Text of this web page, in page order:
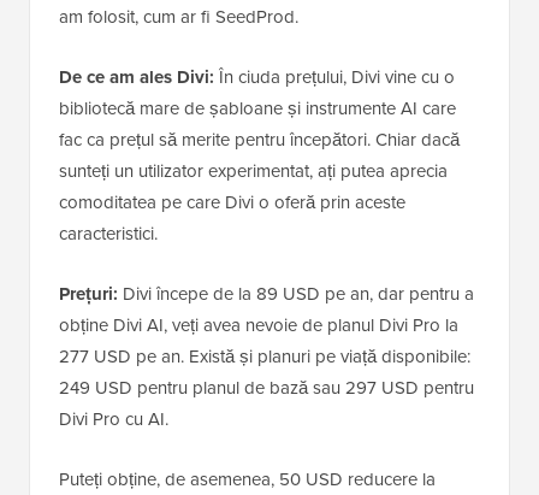
am folosit, cum ar fi SeedProd.
De ce am ales Divi: În ciuda prețului, Divi vine cu o
bibliotecă mare de șabloane și instrumente AI care
fac ca prețul să merite pentru începători. Chiar dacă
sunteți un utilizator experimentat, ați putea aprecia
comoditatea pe care Divi o oferă prin aceste
caracteristici.
Prețuri: Divi începe de la 89 USD pe an, dar pentru a
obține Divi AI, veți avea nevoie de planul Divi Pro la
277 USD pe an. Există și planuri pe viață disponibile:
249 USD pentru planul de bază sau 297 USD pentru
Divi Pro cu AI.
Puteți obține, de asemenea, 50 USD reducere la